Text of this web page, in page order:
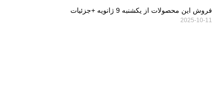
فروش این محصولات از یکشنبه 9 ژانویه +جزئیات
2025-10-11